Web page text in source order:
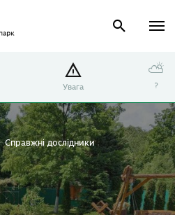
Увага
⛅
?
Справжні дослідники